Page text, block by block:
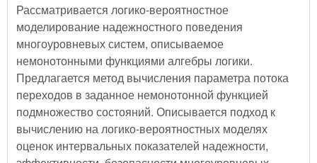
Рассматривается логико-вероятностное
моделирование надежностного поведения
многоуровневых систем, описываемое
немонотонными функциями алгебры логики.
Предлагается метод вычисления параметра потока
переходов в заданное немонотонной функцией
подмножество состояний. Описывается подход к
вычислению на логико-вероятностных моделях
оценок интервальных показателей надежности,